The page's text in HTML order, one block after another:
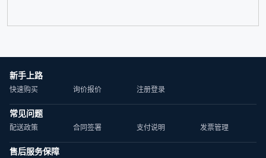
新手上路
快速购买 询价报价 注册登录
常见问题
配送政策 合同签署 支付说明 发票管理
售后服务保障